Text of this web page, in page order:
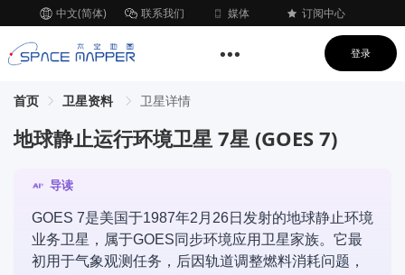
中文(简体) 联系我们 媒体 订阅中心
登录
首页 卫星资料 卫星详情
地球静止运行环境卫星 7星 (GOES 7)
导读
GOES 7是美国于1987年2月26日发射的地球静止环境
业务卫星，属于GOES同步环境应用卫星家族。它最
初用于气象观测任务，后因轨道调整燃料消耗问题，